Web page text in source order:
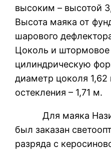
высоким – высотой
Высота маяка от
шарового
Цоколь и
цилиндрическую
диаметр цоколя
остекления – 1,71 м.
Для маяка
был заказан
разряда с